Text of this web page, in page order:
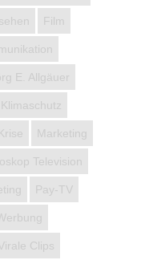
Film
E. Allgäuer
Klimaschutz
Krise Marketing
Television
Pay-TV
Clips